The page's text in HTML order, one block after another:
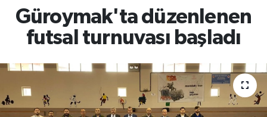
Güroymak'ta düzenlenen
futsal turnuvası başladı
DÜNYA
ELAZIĞ
Tüm Manşetler